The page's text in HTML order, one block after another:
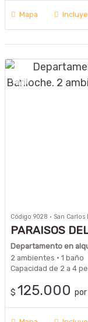
Mapa Incluye
Código 9028 · San
PARAISOS
Departamento en
2 ambientes · 1 baño
Capacidad de 2 a 4
$ 125.000